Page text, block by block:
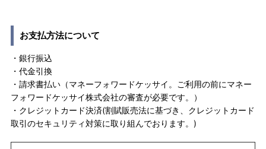
お支払方法について
・銀行振込
・代金引換
・請求書払い（マネーフォワードケッサイ。ご利用の前にマネー
フォワードケッサイ株式会社の審査が必要です。）
・クレジットカード決済(割賦販売法に基づき、クレジットカード
取引のセキュリティ対策に取り組んでおります。)